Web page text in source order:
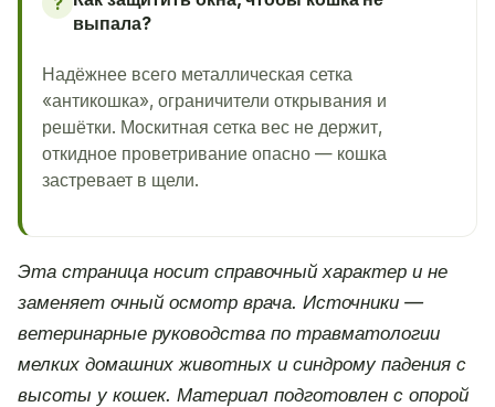
выпала?
Надёжнее всего металлическая сетка
«антикошка», ограничители открывания и
решётки. Москитная сетка вес не держит,
откидное проветривание опасно — кошка
застревает в щели.
Эта страница носит справочный характер и не
заменяет очный осмотр врача. Источники —
ветеринарные руководства по травматологии
мелких домашних животных и синдрому падения с
высоты у кошек. Материал подготовлен с опорой